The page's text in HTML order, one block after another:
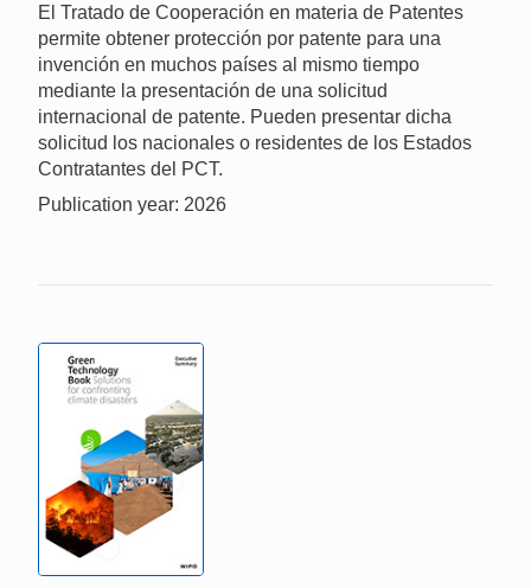
El Tratado de Cooperación en materia de Patentes
permite obtener protección por patente para una
invención en muchos países al mismo tiempo
mediante la presentación de una solicitud
internacional de patente. Pueden presentar dicha
solicitud los nacionales o residentes de los Estados
Contratantes del PCT.
Publication year: 2026